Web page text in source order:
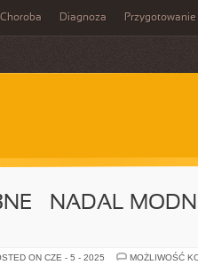
Choroba Diagnoza Przygotowanie
– NADAL
ON CZE - 5 - 2025
MOŻLIWOŚĆ